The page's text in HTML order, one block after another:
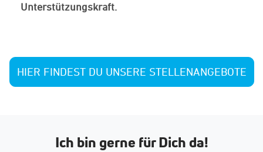
Unterstützungskraft.
HIER FINDEST DU UNSERE STELLENANGEBOTE
Ich bin gerne für Dich da!